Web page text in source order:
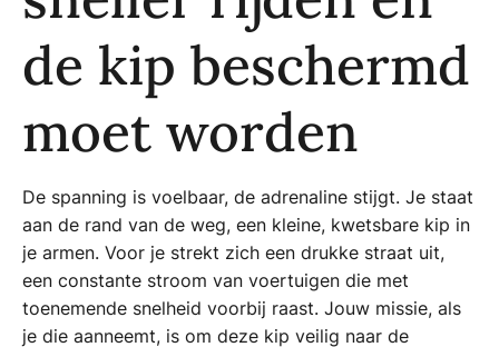
de kip beschermd
moet worden
De spanning is voelbaar, de adrenaline stijgt. Je staat
aan de rand van de weg, een kleine, kwetsbare kip in
je armen. Voor je strekt zich een drukke straat uit,
een constante stroom van voertuigen die met
toenemende snelheid voorbij raast. Jouw missie, als
je die aanneemt, is om deze kip veilig naar de